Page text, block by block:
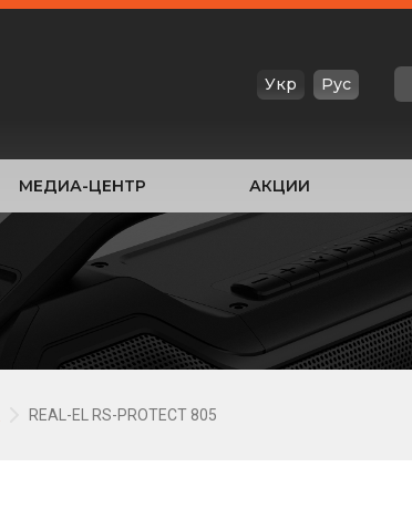
Укр Рус
МЕДИА-ЦЕНТР АКЦИИ
REAL-EL RS-PROTECT 805